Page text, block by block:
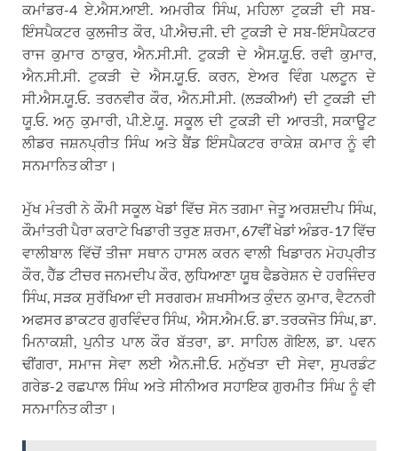
ਕਮਾਂਡਰ-4 ਏ.ਐਸ.ਆਈ. ਅਮਰੀਕ ਸਿੰਘ, ਮਹਿਲਾ ਟੁਕੜੀ ਦੀ ਸਬ-
ਇੰਸਪੈਕਟਰ ਕੁਲਜੀਤ ਕੌਰ, ਪੀ.ਐਚ.ਜੀ. ਦੀ ਟੁਕੜੀ ਦੇ ਸਬ-ਇੰਸਪੈਕਟਰ
ਰਾਜ ਕੁਮਾਰ ਠਾਕੁਰ, ਐਨ.ਸੀ.ਸੀ. ਟੁਕੜੀ ਦੇ ਐਸ.ਯੂ.ਓ. ਰਵੀ ਕੁਮਾਰ,
ਐਨ.ਸੀ.ਸੀ. ਟੁਕੜੀ ਦੇ ਐਸ.ਯੂ.ਓ. ਕਰਨ, ਏਅਰ ਵਿੰਗ ਪਲਟੂਨ ਦੇ
ਸੀ.ਐਸ.ਯੂ.ਓ. ਤਰਨਵੀਰ ਕੌਰ, ਐਨ.ਸੀ.ਸੀ. (ਲੜਕੀਆਂ) ਦੀ ਟੁਕੜੀ ਦੀ
ਯੂ.ਓ. ਅਨੁ ਕੁਮਾਰੀ, ਪੀ.ਏ.ਯੂ. ਸਕੂਲ ਦੀ ਟੁਕੜੀ ਦੀ ਆਰਤੀ, ਸਕਾਊਟ
ਲੀਡਰ ਜਸ਼ਨਪ੍ਰੀਤ ਸਿੰਘ ਅਤੇ ਬੈਂਡ ਇੰਸਪੈਕਟਰ ਰਾਕੇਸ਼ ਕਮਾਰ ਨੂੰ ਵੀ
ਸਨਮਾਨਿਤ ਕੀਤਾ।
ਮੁੱਖ ਮੰਤਰੀ ਨੇ ਕੌਮੀ ਸਕੂਲ ਖੇਡਾਂ ਵਿੱਚ ਸੋਨ ਤਗਮਾ ਜੇਤੂ ਅਰਸ਼ਦੀਪ ਸਿੰਘ,
ਕੌਮਾਂਤਰੀ ਪੈਰਾ ਕਰਾਟੇ ਖਿਡਾਰੀ ਤਰੁਣ ਸ਼ਰਮਾ, 67ਵੀਂ ਖੇਡਾਂ ਅੰਡਰ-17 ਵਿੱਚ
ਵਾਲੀਬਾਲ ਵਿੱਚੋਂ ਤੀਜਾ ਸਥਾਨ ਹਾਸਲ ਕਰਨ ਵਾਲੀ ਖਿਡਾਰਨ ਮੋਹਪ੍ਰੀਤ
ਕੌਰ, ਹੈੱਡ ਟੀਚਰ ਜਨਮਦੀਪ ਕੌਰ, ਲੁਧਿਆਣਾ ਯੂਥ ਫੈਡਰੇਸ਼ਨ ਦੇ ਹਰਜਿੰਦਰ
ਸਿੰਘ, ਸੜਕ ਸੁਰੱਖਿਆ ਦੀ ਸਰਗਰਮ ਸ਼ਖਸੀਅਤ ਕੁੰਦਨ ਕੁਮਾਰ, ਵੈਟਨਰੀ
ਅਫਸਰ ਡਾਕਟਰ ਗੁਰਵਿੰਦਰ ਸਿੰਘ, ਐਸ.ਐਮ.ਓ. ਡਾ. ਤਰਕਜੋਤ ਸਿੰਘ, ਡਾ.
ਮਿਨਾਕਸ਼ੀ, ਪੁਨੀਤ ਪਾਲ ਕੌਰ ਬੱਤਰਾ, ਡਾ. ਸਾਹਿਲ ਗੋਇਲ, ਡਾ. ਪਵਨ
ਢੀਂਗਰਾ, ਸਮਾਜ ਸੇਵਾ ਲਈ ਐਨ.ਜੀ.ਓ. ਮਨੁੱਖਤਾ ਦੀ ਸੇਵਾ, ਸੁਪਰਡੰਟ
ਗਰੇਡ-2 ਰਛਪਾਲ ਸਿੰਘ ਅਤੇ ਸੀਨੀਅਰ ਸਹਾਇਕ ਗੁਰਮੀਤ ਸਿੰਘ ਨੂੰ ਵੀ
ਸਨਮਾਨਿਤ ਕੀਤਾ।